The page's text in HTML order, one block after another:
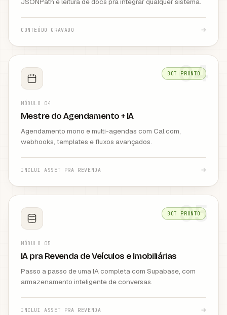
CONTEÚDO GRAVADO →
04
BOT PRONTO
MÓDULO 04
Mestre do Agendamento + IA
Agendamento mono e multi-agendas com Cal.com,
webhooks, templates e fluxos avançados.
INCLUI ASSET PRA REVENDA →
05
BOT PRONTO
MÓDULO 05
IA pra Revenda de Veículos e Imobiliárias
Passo a passo de uma IA completa com Supabase, com
armazenamento inteligente de conversas.
INCLUI ASSET PRA REVENDA →